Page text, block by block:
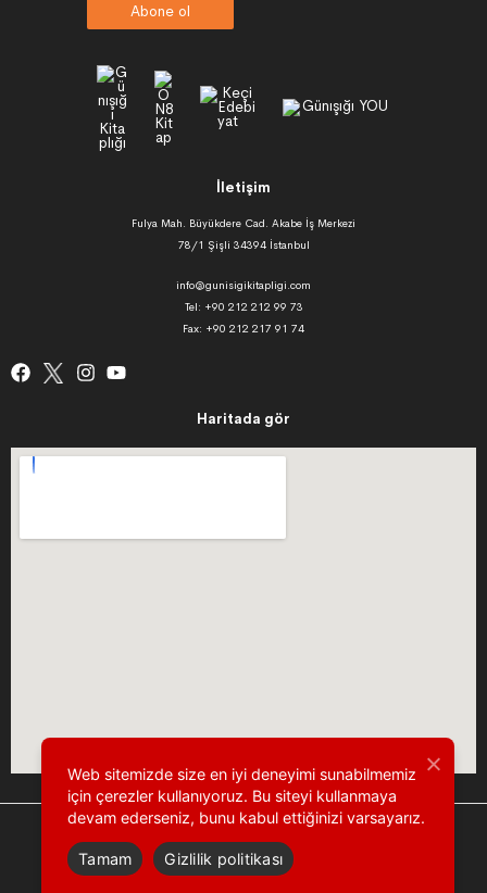
Abone ol
İletişim
Fulya Mah. Büyükdere Cad. Akabe İş Merkezi
78/1 Şişli 34394 İstanbul
info@gunisigikitapligi.com
Tel: +90 212 212 99 73
Fax: +90 212 217 91 74
Haritada gör
Web sitemizde size en iyi deneyimi sunabilmemiz
için çerezler kullanıyoruz. Bu siteyi kullanmaya
devam ederseniz, bunu kabul ettiğinizi varsayarız.
Tamam Gizlilik politikası